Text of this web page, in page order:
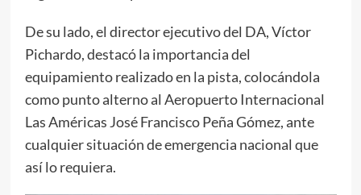
De su lado, el director ejecutivo del DA, Víctor
Pichardo, destacó la importancia del
equipamiento realizado en la pista, colocándola
como punto alterno al Aeropuerto Internacional
Las Américas José Francisco Peña Gómez, ante
cualquier situación de emergencia nacional que
así lo requiera.